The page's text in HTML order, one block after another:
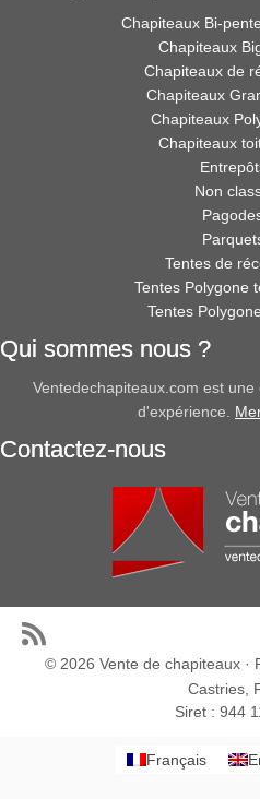
Chapiteaux Bi-
Chapiteaux
Chapiteaux de
Chapiteaux
Chapiteaux
Chapiteaux
Non
Tentes de
Tentes Polygone
Tentes
Qui sommes nous ?
Ventedechapiteaux.com est
d'expérience.
Contactez-nous
© 2026 Vente de chapiteaux·
Castries,
Siret : 944
Français